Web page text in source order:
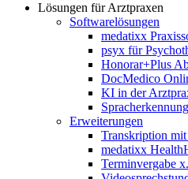
Lösungen für Arztpraxen
Softwarelösungen
medatixx
psyx für
Honorar+Plus
DocMedico
KI in der
Spracherkennung
Erweiterungen
Transkription
medatixx
Terminvergabe